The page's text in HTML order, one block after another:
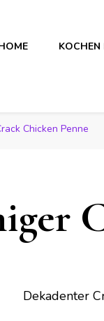
KOCHEN
Chicken Penne
Dekadenter